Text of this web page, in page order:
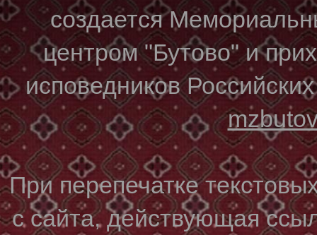
создается
центром "Бутово" и
исповедников
При перепечатке
с сайта, действующая